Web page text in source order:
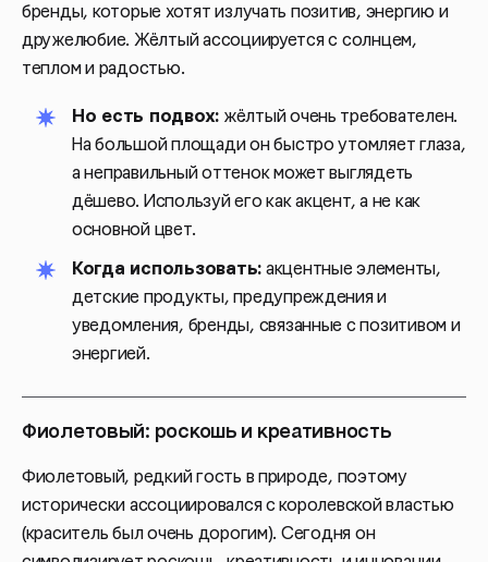
бренды, которые хотят излучать позитив, энергию и
дружелюбие. Жёлтый ассоциируется с солнцем,
теплом и радостью.
Но есть подвох: жёлтый очень требователен.
На большой площади он быстро утомляет глаза,
а неправильный оттенок может выглядеть
дёшево. Используй его как акцент, а не как
основной цвет.
Когда использовать: акцентные элементы,
детские продукты, предупреждения и
уведомления, бренды, связанные с позитивом и
энергией.
Фиолетовый: роскошь и креативность
Фиолетовый, редкий гость в природе, поэтому
исторически ассоциировался с королевской властью
(краситель был очень дорогим). Сегодня он